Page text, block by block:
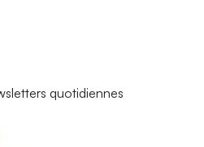
quotidiennes